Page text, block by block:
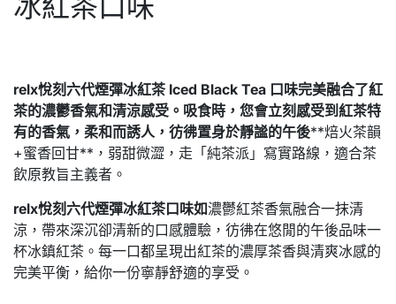
冰紅茶口味
relx悅刻六代煙彈冰紅茶 Iced Black Tea 口味完美融合了紅
茶的濃鬱香氣和清涼感受。吸食時，您會立刻感受到紅茶特
有的香氣，柔和而誘人，彷彿置身於靜謐的午後**焙火茶韻
+蜜香回甘**，弱甜微澀，走「純茶派」寫實路線，適合茶
飲原教旨主義者。
relx悅刻六代煙彈冰紅茶口味如濃鬱紅茶香氣融合一抹清
涼，帶來深沉卻清新的口感體驗，彷彿在悠閒的午後品味一
杯冰鎮紅茶。每一口都呈現出紅茶的濃厚茶香與清爽冰感的
完美平衡，給你一份寧靜舒適的享受。